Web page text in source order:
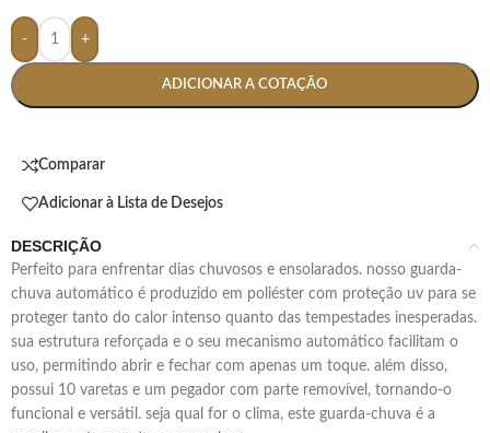
- +
ADICIONAR A COTAÇÃO
Comparar
Adicionar à Lista de Desejos
DESCRIÇÃO
perfeito para enfrentar dias chuvosos e ensolarados. nosso guarda-
chuva automático é produzido em poliéster com proteção uv para se
proteger tanto do calor intenso quanto das tempestades inesperadas.
sua estrutura reforçada e o seu mecanismo automático facilitam o
uso, permitindo abrir e fechar com apenas um toque. além disso,
possui 10 varetas e um pegador com parte removível, tornando-o
funcional e versátil. seja qual for o clima, este guarda-chuva é a